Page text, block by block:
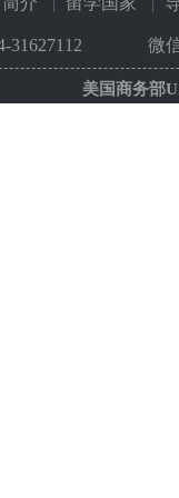
31627112 微
美国商务部